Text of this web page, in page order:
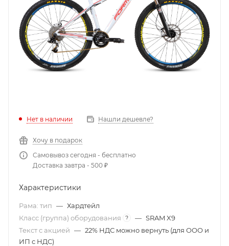
Нет в наличии Нашли дешевле?
Хочу в подарок
Самовывоз сегодня - бесплатно
Доставка завтра - 500 ₽
Характеристики
Рама: тип — Хардтейл
Класс (группа) оборудования
? — SRAM X9
Текст с акцией — 22% НДС можно вернуть (для ООО и
ИП с НДС)